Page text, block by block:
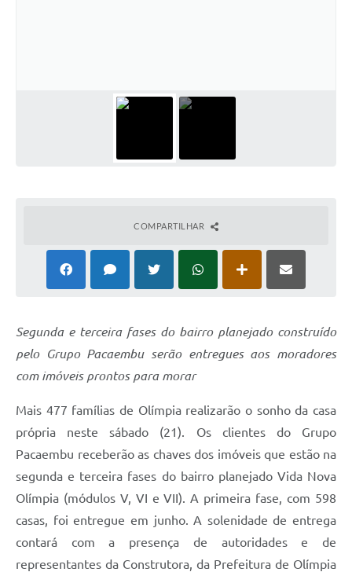
COMPARTILHAR
Segunda e terceira fases do bairro planejado construído
pelo Grupo Pacaembu serão entregues aos moradores
com imóveis prontos para morar
Mais 477 famílias de Olímpia realizarão o sonho da casa
própria neste sábado (21). Os clientes do Grupo
Pacaembu receberão as chaves dos imóveis que estão na
segunda e terceira fases do bairro planejado Vida Nova
Olímpia (módulos V, VI e VII). A primeira fase, com 598
casas, foi entregue em junho. A solenidade de entrega
contará com a presença de autoridades e de
representantes da Construtora, da Prefeitura de Olímpia